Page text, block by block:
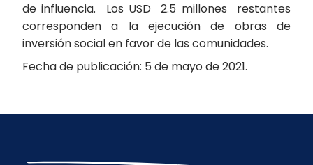
de influencia. Los USD 2.5 millones restantes
corresponden a la ejecución de obras de
inversión social en favor de las comunidades.
Fecha de publicación: 5 de mayo de 2021.